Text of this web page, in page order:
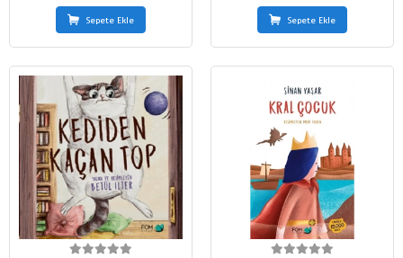
Sepete Ekle Sepete Ekle